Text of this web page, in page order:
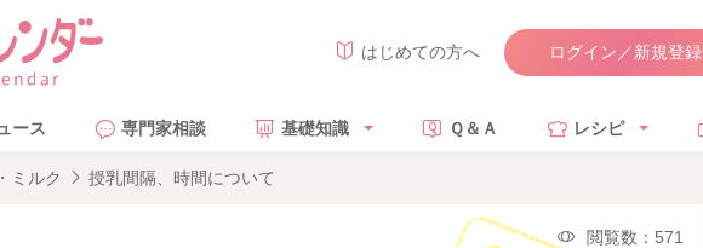
はじめての方へ ログイン／新規登録
ース 専門家相談 基礎知識 Ｑ＆Ａ レシピ
ミルク 授乳間隔、時間について
閲覧数：571